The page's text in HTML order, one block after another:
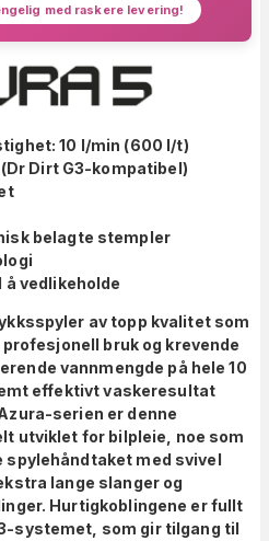
med raskere levering!
10 l/min (600 l/t)
Dirt G3-kompatibel)
belagte stempler
å vedlikeholde
av topp kvalitet som
bruk og krevende
vannmengde på hele 10
effektivt vaskeresultat
serien er denne
utviklet for bilpleie, noe som
med svivel
lange slanger og
Hurtigkoblingene er fullt
systemet, som gir tilgang til